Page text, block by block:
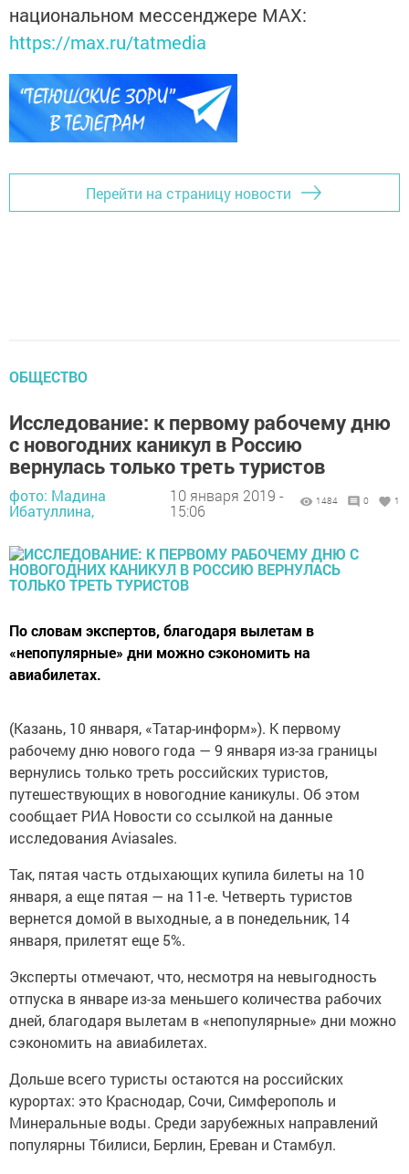
национальном мессенджере MАХ:
https://max.ru/tatmedia
Перейти на страницу новости
ОБЩЕСТВО
Исследование: к первому рабочему дню
с новогодних каникул в Россию
вернулась только треть туристов
фото: Мадина
Ибатуллина,
10 января 2019 -
15:06
1484 0 1
По словам экспертов, благодаря вылетам в
«непопулярные» дни можно сэкономить на
авиабилетах.
(Казань, 10 января, «Татар-информ»). К первому
рабочему дню нового года — 9 января из-за границы
вернулись только треть российских туристов,
путешествующих в новогодние каникулы. Об этом
сообщает РИА Новости со ссылкой на данные
исследования Aviasales.
Так, пятая часть отдыхающих купила билеты на 10
января, а еще пятая — на 11-е. Четверть туристов
вернется домой в выходные, а в понедельник, 14
января, прилетят еще 5%.
Эксперты отмечают, что, несмотря на невыгодность
отпуска в январе из-за меньшего количества рабочих
дней, благодаря вылетам в «непопулярные» дни можно
сэкономить на авиабилетах.
Дольше всего туристы остаются на российских
курортах: это Краснодар, Сочи, Симферополь и
Минеральные воды. Среди зарубежных направлений
популярны Тбилиси, Берлин, Ереван и Стамбул.